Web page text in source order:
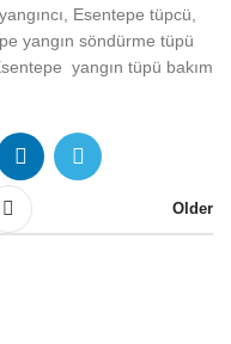
Esentepe tüpcü,
yangın söndürme tüpü
yangın tüpü bakım
Older